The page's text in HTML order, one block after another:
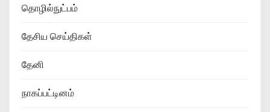
தொழில்நுட்பம்
தேசிய செய்திகள்
தேனி
நாகப்பட்டினம்